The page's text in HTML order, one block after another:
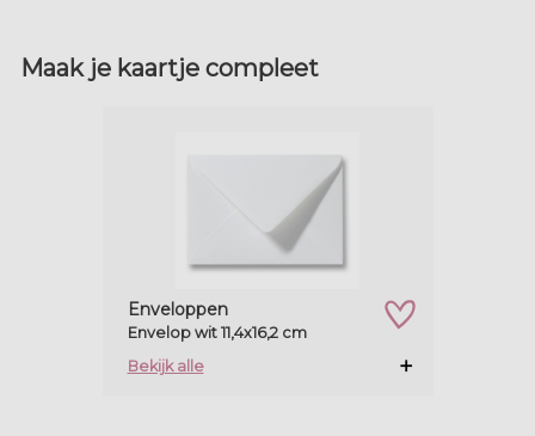
Maak je kaartje compleet
zet op verlanglijstje
Enveloppen
Envelop wit 11,4x16,2 cm
Bekijk alle